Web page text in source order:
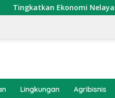
Ekonomi Nelayan,
Lingkungan Agribisnis